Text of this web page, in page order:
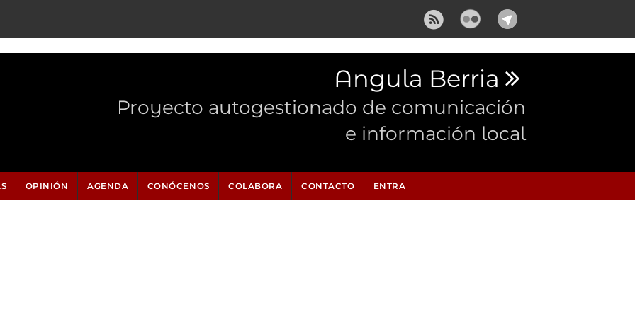
Angula Berria
Proyecto autogestionado de comunicación
e información local
OPINIÓN AGENDA CONÓCENOS COLABORA CONTACTO ENTRA